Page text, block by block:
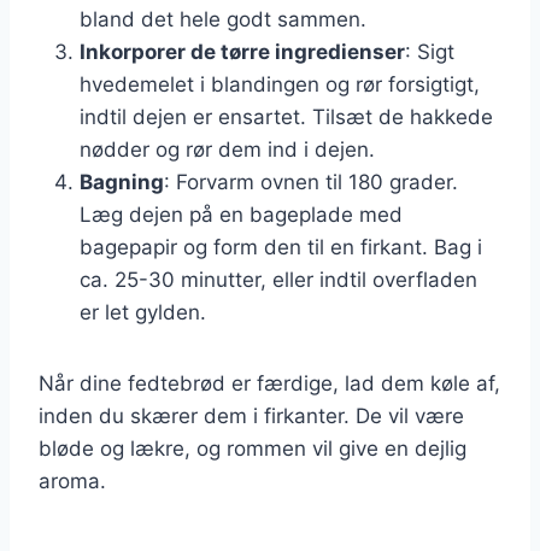
bland det hele godt sammen.
Inkorporer de tørre ingredienser: Sigt
hvedemelet i blandingen og rør forsigtigt,
indtil dejen er ensartet. Tilsæt de hakkede
nødder og rør dem ind i dejen.
Bagning: Forvarm ovnen til 180 grader.
Læg dejen på en bageplade med
bagepapir og form den til en firkant. Bag i
ca. 25-30 minutter, eller indtil overfladen
er let gylden.
Når dine fedtebrød er færdige, lad dem køle af,
inden du skærer dem i firkanter. De vil være
bløde og lækre, og rommen vil give en dejlig
aroma.